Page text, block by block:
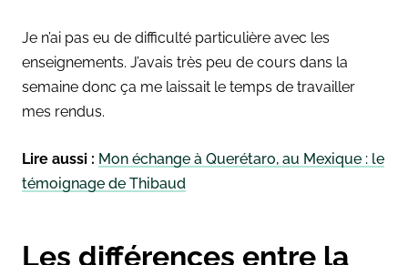
Je n’ai pas eu de difficulté particulière avec les
enseignements. J’avais très peu de cours dans la
semaine donc ça me laissait le temps de travailler
mes rendus.
Lire aussi : Mon échange à Querétaro, au Mexique : le
témoignage de Thibaud
Les différences entre la